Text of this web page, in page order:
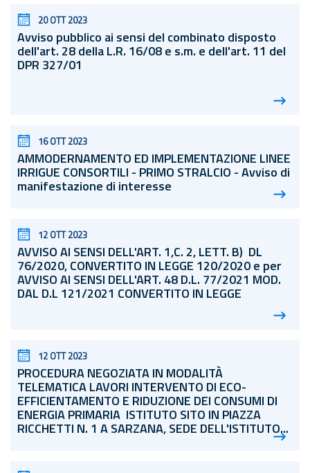
20 OTT 2023
Avviso pubblico ai sensi del combinato disposto
dell'art. 28 della L.R. 16/08 e s.m. e dell'art. 11 del
DPR 327/01
16 OTT 2023
AMMODERNAMENTO ED IMPLEMENTAZIONE LINEE
IRRIGUE CONSORTILI - PRIMO STRALCIO - Avviso di
manifestazione di interesse
12 OTT 2023
AVVISO AI SENSI DELL'ART. 1,C. 2, LETT. B) DL
76/2020, CONVERTITO IN LEGGE 120/2020 e per
AVVISO AI SENSI DELL'ART. 48 D.L. 77/2021 MOD.
DAL D.L 121/2021 CONVERTITO IN LEGGE
12 OTT 2023
PROCEDURA NEGOZIATA IN MODALITÀ
TELEMATICA LAVORI INTERVENTO DI ECO-
EFFICIENTAMENTO E RIDUZIONE DEI CONSUMI DI
ENERGIA PRIMARIA ISTITUTO SITO IN PIAZZA
RICCHETTI N. 1 A SARZANA, SEDE DELL'ISTITUTO...